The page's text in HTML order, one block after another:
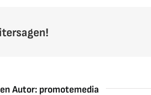
Autor: promotemedia